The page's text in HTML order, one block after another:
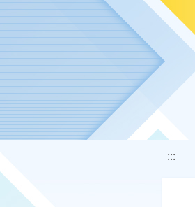
移至網頁之主要內容區位置
:::